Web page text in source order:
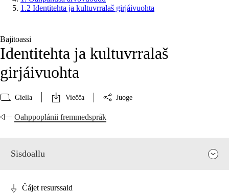
1.2 Identitehta ja kultuvrralaš girjáivuohta
Bajitoassi
Identitehta ja kultuvrralaš
girjáivuohta
Giella Viečča Juoge
Oahppoplánii fremmedspråk
Sisdoallu
Čájet resurssaid